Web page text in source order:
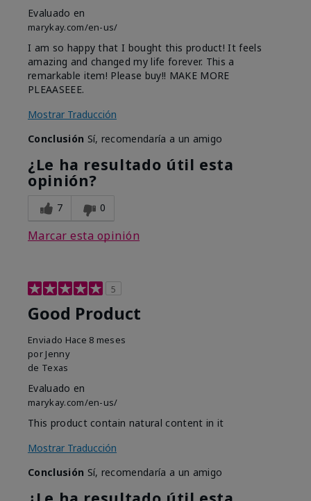
Evaluado en
marykay.com/en-us/
I am so happy that I bought this product! It feels
amazing and changed my life forever. This a
remarkable item! Please buy!! MAKE MORE
PLEAASEEE.
Mostrar Traducción
Conclusión Sí, recomendaría a un amigo
¿Le ha resultado útil esta
opinión?
7 0
Marcar esta opinión
5
Good Product
Enviado Hace 8 meses
por Jenny
de Texas
Evaluado en
marykay.com/en-us/
This product contain natural content in it
Mostrar Traducción
Conclusión Sí, recomendaría a un amigo